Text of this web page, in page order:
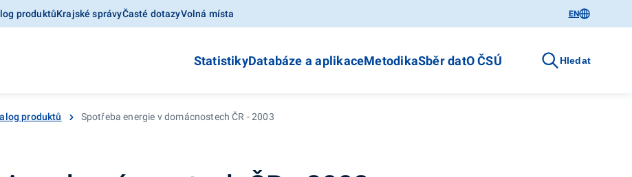
produktůKrajské správyČasté dotazyVolná místa EN
StatistikyDatabáze a aplikaceMetodikaSběr datO ČSÚ Hledat
produktů Spotřeba energie v domácnostech ČR - 2003